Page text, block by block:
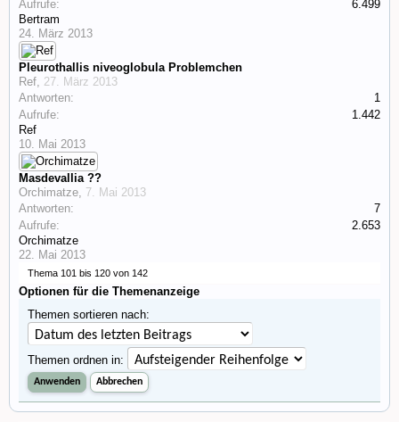
Aufrufe:
6.499
Bertram
24. März 2013
Pleurothallis niveoglobula Problemchen
Ref, 27. März 2013
Antworten:
1
Aufrufe:
1.442
Ref
10. Mai 2013
Masdevallia ??
Orchimatze, 7. Mai 2013
Antworten:
7
Aufrufe:
2.653
Orchimatze
22. Mai 2013
Thema 101 bis 120 von 142
Optionen für die Themenanzeige
Themen sortieren nach:
Themen ordnen in: